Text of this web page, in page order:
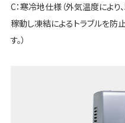
C：寒冷地仕様（外気温度によ
稼動し凍結によるトラブルを
す。）